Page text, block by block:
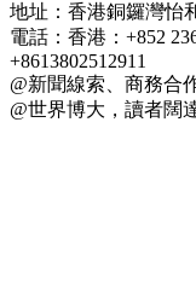
地址：香港銅鑼灣怡
電話：香港：+852
+8613802512911
@新聞線索、商務合
@世界博大，讀者闊